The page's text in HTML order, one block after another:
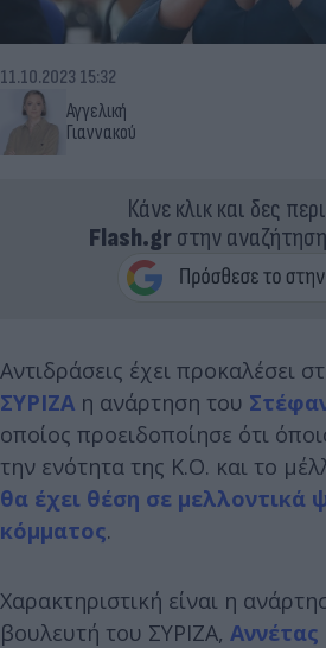
Αγγελική
Γιαννακού
11.10.2023 15:32
Κάνε κλικ και δες
Flash.grστην
Αντιδράσεις έχει προκαλέσει
ΣΥΡΙΖΑ η ανάρτηση του
οποίος προειδοποίησε ότι
την ενότητα της Κ.Ο. και το
θα έχει θέση σε μελλοντικά
κόμματος.
Χαρακτηριστική είναι η
βουλευτή του ΣΥΡΙΖΑ,